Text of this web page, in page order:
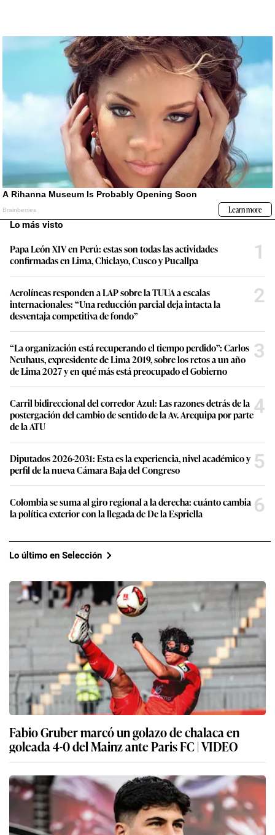
Lo más visto
Papa León XIV en Perú: estas son todas las actividades
confirmadas en Lima, Chiclayo, Cusco y Pucallpa
1
Aerolíneas responden a LAP sobre la TUUA a escalas
internacionales: “Una reducción parcial deja intacta la
desventaja competitiva de fondo”
2
“La organización está recuperando el tiempo perdido”: Carlos
Neuhaus, expresidente de Lima 2019, sobre los retos a un año
de Lima 2027 y en qué más está preocupado el Gobierno
3
Carril bidireccional del corredor Azul: Las razones detrás de la
postergación del cambio de sentido de la Av. Arequipa por parte
de la ATU
4
Diputados 2026-2031: Esta es la experiencia, nivel académico y
perfil de la nueva Cámara Baja del Congreso
5
Colombia se suma al giro regional a la derecha: cuánto cambia
la política exterior con la llegada de De la Espriella
6
Lo último en Selección
Fabio Gruber marcó un golazo de chalaca en
goleada 4-0 del Mainz ante Paris FC | VIDEO